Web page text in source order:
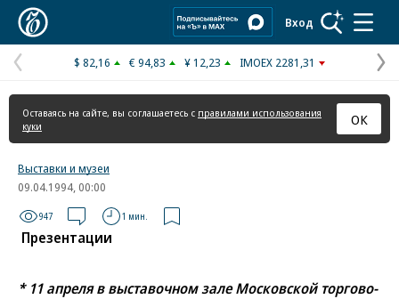
Вход
Предыдущая
страница
$ 82,16 € 94,83 ¥ 12,23 IMOEX 2281,31
Оставаясь на сайте, вы соглашаетесь с правилами использования
куки
ОК
Выставки и музеи
09.04.1994, 00:00
947 1 мин.
Презентации
* 11 апреля в выставочном зале Московской торгово-